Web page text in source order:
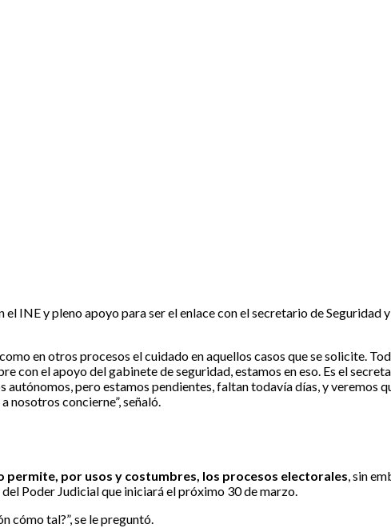
INE y pleno apoyo para ser el enlace con el secretario de Seguridad
en otros procesos el cuidado en aquellos casos que se solicite.
con el apoyo del gabinete de seguridad, estamos en eso. Es el
pero estamos pendientes, faltan todavía días, y veremos
nosotros concierne”, señaló.
permite, por usos y costumbres, los procesos electorales, sin
Poder Judicial que iniciará el próximo 30 de marzo.
cómo tal?”, se le preguntó.